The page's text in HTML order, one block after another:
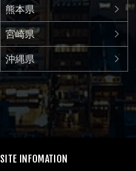
熊本県
宮崎県
沖縄県
SITE INFOMATION